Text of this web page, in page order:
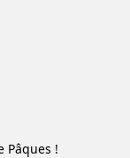
Pâques !